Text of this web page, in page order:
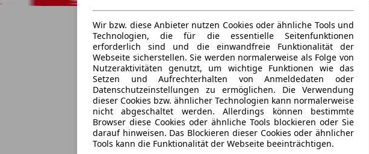
Wir bzw. diese Anbieter nutzen Cookies oder ähnliche Tools und
Technologien, die für die essentielle Seitenfunktionen
erforderlich sind und die einwandfreie Funktionalität der
Webseite sicherstellen. Sie werden normalerweise als Folge von
Nutzeraktivitäten genutzt, um wichtige Funktionen wie das
Setzen und Aufrechterhalten von Anmeldedaten oder
Datenschutzeinstellungen zu ermöglichen. Die Verwendung
dieser Cookies bzw. ähnlicher Technologien kann normalerweise
nicht abgeschaltet werden. Allerdings können bestimmte
Browser diese Cookies oder ähnliche Tools blockieren oder Sie
darauf hinweisen. Das Blockieren dieser Cookies oder ähnlicher
Tools kann die Funktionalität der Webseite beeinträchtigen.